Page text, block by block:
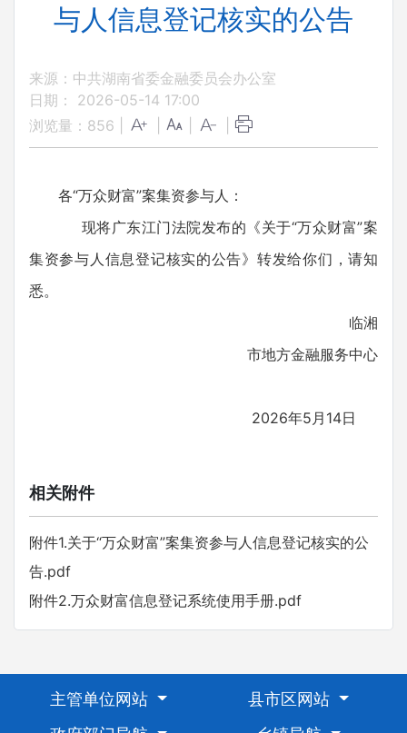
与人信息登记核实的公告
来源：中共湖南省委金融委员会办公室
日期： 2026-05-14 17:00
浏览量： 856
各“万众财富”案集资参与人：
现将广东江门法院发布的《关于“万众财富”案
集资参与人信息登记核实的公告》转发给你们，请知
悉。
临湘
市地方金融服务中心
2026年5月14日
相关附件
附件1.关于“万众财富”案集资参与人信息登记核实的公
告.pdf
附件2.万众财富信息登记系统使用手册.pdf
主管单位网站
县市区网站